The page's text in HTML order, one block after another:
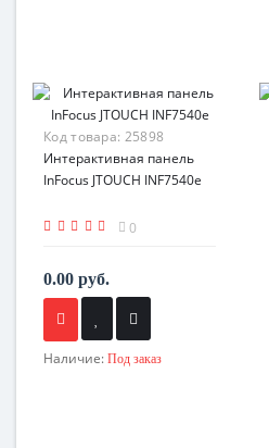
Код товара: 25898
Интерактивная панель
InFocus JTOUCH INF7540e
0
0.00 руб.
Наличие: Под заказ